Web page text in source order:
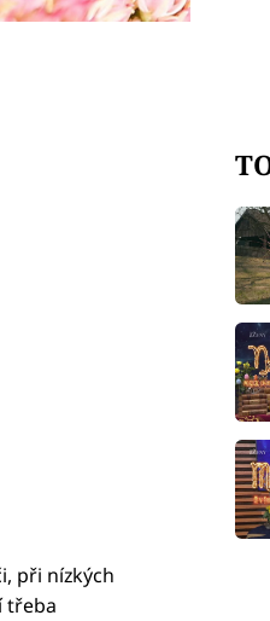
při nízkých
třeba